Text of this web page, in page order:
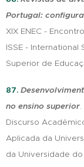
Portugal:
XIX ENEC -
ISSE - International
Superior de
87.
no ensino superior.
Discurso
Aplicada da
da Universidade